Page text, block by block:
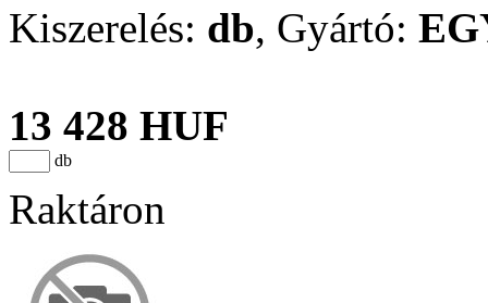
Kiszerelés: db, Gyártó:
13 428 HUF
db
Raktáron